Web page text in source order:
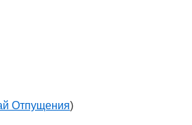
Отпущения)